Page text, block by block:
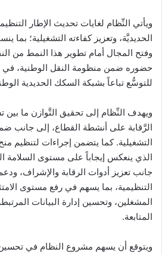
ويأتي النِّظام لغايات تحديث الإطار
الحديديَّة، وتعزيز كفاءته التشغيلية؛ بما
وفتح المجال أمام تطوير هذا النمط من
حضوره ضمن منظومة النقل الوطنية، في
للتوسُّع تباعاً بشبكة السكك الحديدية
ويهدف النِّظام إلى تحقيق التَّوازن ما بين
الرَّقابة على أنشطة القطاع، إلى جانب
التشغيلية. كما يتضمن إجراءات لتنظيم
الذي ينعكس إيجاباً على مستوى السلامة
جانب تعزيز أدوات الرقابة والإشراف،
التنظيمية، بما يسهم في رفع مستوى
المشغلين، وتحسين إدارة البيانات
المتابعة.
ويتوقع أن يسهم مشروع النظام في تحسين